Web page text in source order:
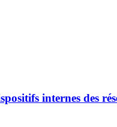
internes des